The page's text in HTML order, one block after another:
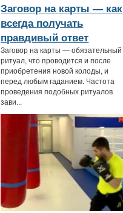
Заговор на карты — как
всегда получать
правдивый ответ
Заговор на карты — обязательный
ритуал, что проводится и после
приобретения новой колоды, и
перед любым гаданием. Частота
проведения подобных ритуалов
зави...